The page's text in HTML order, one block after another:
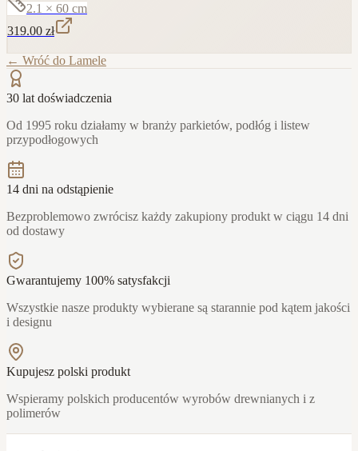
2.1 × 60 cm
319.00 zł
← Wróć do Lamele
30 lat doświadczenia
Od 1995 roku działamy w branży parkietów, podłóg i listew
przypodłogowych
14 dni na odstąpienie
Bezproblemowo zwrócisz każdy zakupiony produkt w ciągu 14 dni
od dostawy
Gwarantujemy 100% satysfakcji
Wszystkie nasze produkty wybierane są starannie pod kątem jakości
i designu
Kupujesz polski produkt
Wspieramy polskich producentów wyrobów drewnianych i z
polimerów